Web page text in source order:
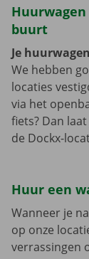
buurt
Je
We hebben
locaties
via het
fiets? Dan
de Dockx-
Huur een
Wanneer je
op onze
verrassingen